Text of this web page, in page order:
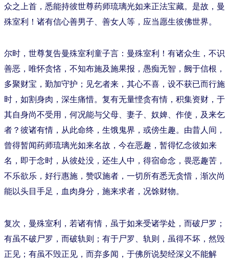
众之上首，悉能持彼世尊药师琉璃光如来正法宝藏。是故，曼
殊室利！诸有信心善男子、善女人等，应当愿生彼佛世界。
尔时，世尊复告曼殊室利童子言：曼殊室利！有诸众生，不识
善恶，唯怀贪悋，不知布施及施果报，愚痴无智，阙于信根，
多聚财宝，勤加守护；见乞者来，其心不喜，设不获已而行施
时，如割身肉，深生痛惜。复有无量悭贪有情，积集资财，于
其自身尚不受用，何况能与父母、妻子、奴婢、作使，及来乞
者？彼诸有情，从此命终，生饿鬼界，或傍生趣。由昔人间，
曾得暂闻药师琉璃光如来名故，今在恶趣，暂得忆念彼如来
名，即于念时，从彼处没，还生人中，得宿命念，畏恶趣苦，
不乐欲乐，好行惠施，赞叹施者，一切所有悉无贪惜，渐次尚
能以头目手足，血肉身分，施来求者，况馀财物。
复次，曼殊室利，若诸有情，虽于如来受诸学处，而破尸罗；
有虽不破尸罗，而破轨则；有于尸罗、轨则，虽得不坏，然毁
正见；有虽不毁正见，而弃多闻，于佛所说契经深义不能解